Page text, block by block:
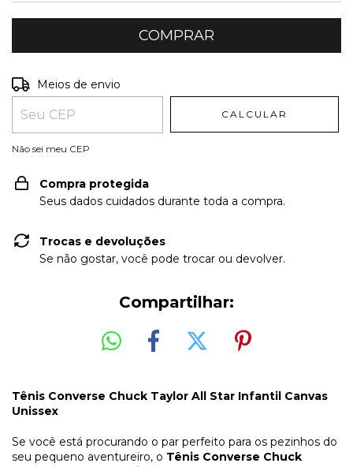
Entregas para o CEP:
Meios de envio
CALCULAR
Não sei meu CEP
Compra protegida
Seus dados cuidados durante toda a compra.
Trocas e devoluções
Se não gostar, você pode trocar ou devolver.
Compartilhar:
Tênis Converse Chuck Taylor All Star Infantil Canvas
Unissex
Se você está procurando o par perfeito para os pezinhos do
seu pequeno aventureiro, o Tênis Converse Chuck